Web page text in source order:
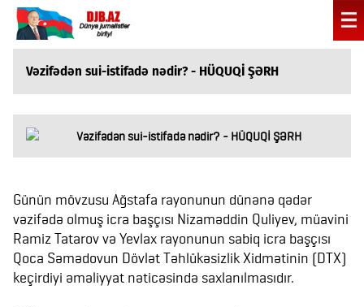
Vəzifədən sui-istifadə nədir? - HÜQUQİ ŞƏRH
Günün mövzusu Ağstafa rayonunun dünənə qədər
vəzifədə olmuş icra başçısı Nizaməddin Quliyev, müavini
Ramiz Tatarov və Yevlax rayonunun sabiq icra başçısı
Qoca Səmədovun Dövlət Təhlükəsizlik Xidmətinin (DTX)
keçirdiyi əməliyyat nəticəsində saxlanılmasıdır.